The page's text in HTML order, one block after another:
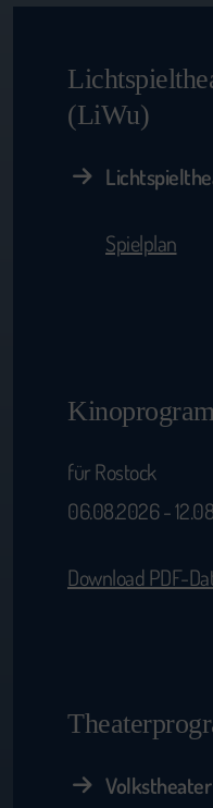
(LiWu)
Spielplan
für Rostock
06.08.2026 -
Download PDF-